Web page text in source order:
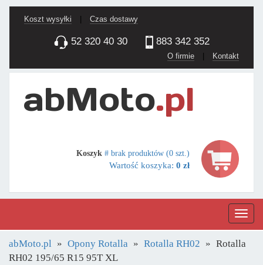
Koszt wysyłki Czas dostawy
52 320 40 30 883 342 352
O firmie | Kontakt
Koszyk # brak produktów (0 szt.)
Wartość koszyka: 0 zł
abMoto.pl Opony Rotalla Rotalla RH02
Rotalla
RH02 195/65 R15 95T XL